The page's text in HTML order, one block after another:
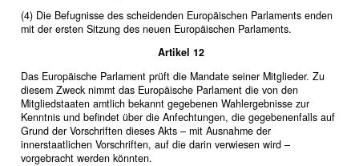
(4) Die Befugnisse des scheidenden Europäischen Parlaments enden
mit der ersten Sitzung des neuen Europäischen Parlaments.
Artikel 12
Das Europäische Parlament prüft die Mandate seiner Mitglieder. Zu
diesem Zweck nimmt das Europäische Parlament die von den
Mitgliedstaaten amtlich bekannt gegebenen Wahlergebnisse zur
Kenntnis und befindet über die Anfechtungen, die gegebenenfalls auf
Grund der Vorschriften dieses Akts – mit Ausnahme der
innerstaatlichen Vorschriften, auf die darin verwiesen wird –
vorgebracht werden könnten.